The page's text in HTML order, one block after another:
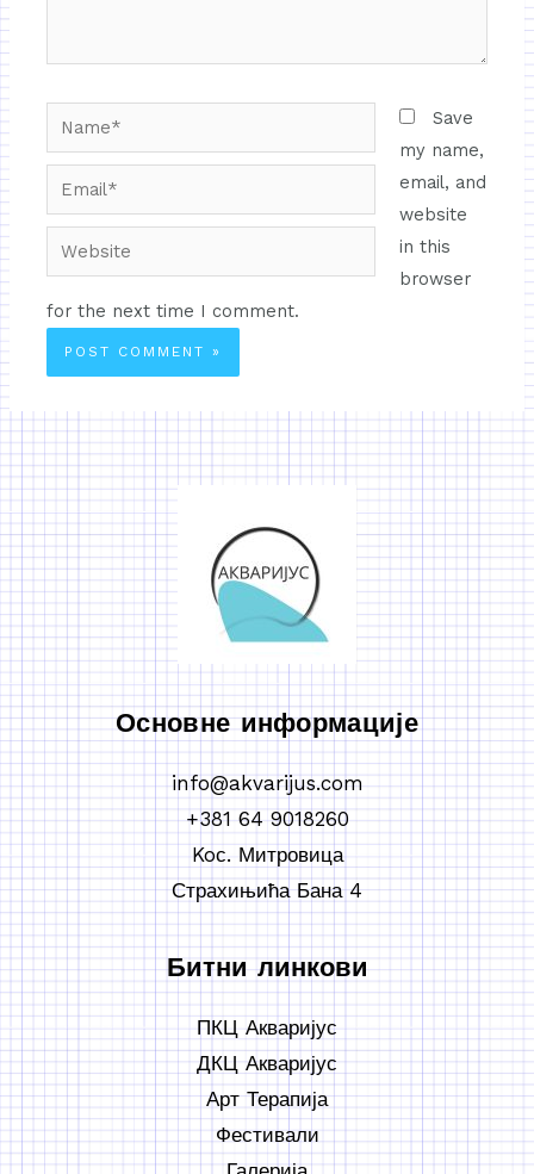
Save
my name,
email, and
website
in this
browser
for the next time I comment.
Основне информације
info@akvarijus.com
+381 64 9018260
Koс. Митровица
Страхињића Бана 4
Битни линкови
ПКЦ Акваријус
ДКЦ Акваријус
Арт Терапија
Фестивали